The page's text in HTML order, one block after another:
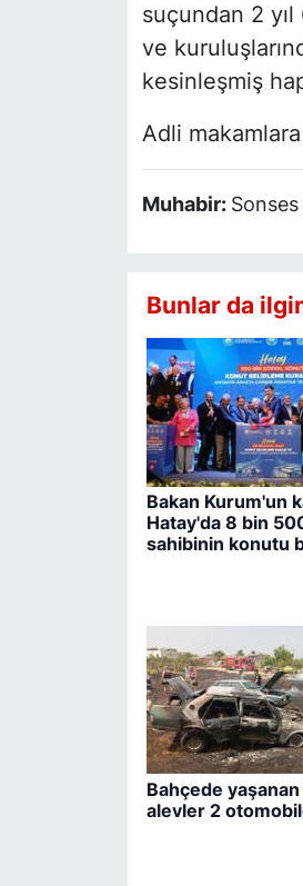
suçundan 2
ve
kesinleşmiş
Adli
Muhabir:
Bunlar da
Bakan Kurum'un
Hatay'da 8 bin
sahibinin konutu
Bahçede yaşanan
alevler 2